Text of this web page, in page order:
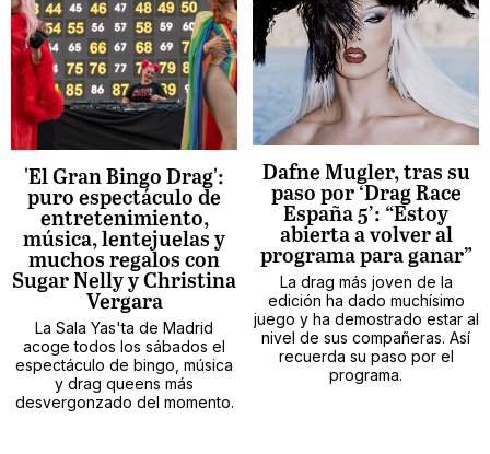
'El Gran Bingo Drag':
puro espectáculo de
entretenimiento,
música, lentejuelas y
muchos regalos con
Sugar Nelly y Christina
Vergara
La Sala Yas'ta de Madrid
acoge todos los sábados el
espectáculo de bingo, música
y drag queens más
desvergonzado del momento.
Dafne Mugler, tras su
paso por ‘Drag Race
España 5’: “Estoy
abierta a volver al
programa para ganar”
La drag más joven de la
edición ha dado muchísimo
juego y ha demostrado estar al
nivel de sus compañeras. Así
recuerda su paso por el
programa.